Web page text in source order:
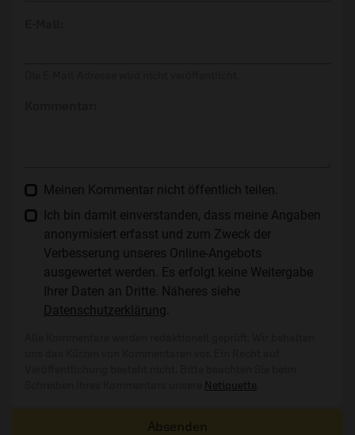
Meinen Kommentar nicht öffentlich teilen.
Ich bin damit einverstanden, dass meine Angaben
anonymisiert erfasst und zum Zweck der
Verbesserung unseres Online-Angebots
ausgewertet werden. Es erfolgt keine Weitergabe
Ihrer Daten an Dritte. Näheres siehe
Datenschutzerklärung
Netiquette
Absenden